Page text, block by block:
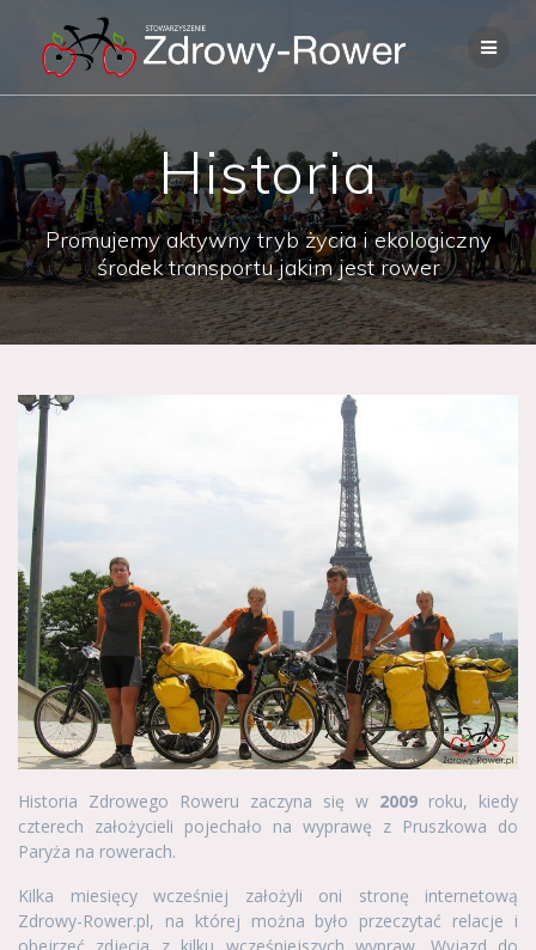
content
Historia
Promujemy aktywny tryb życia i ekologiczny
środek transportu jakim jest rower
Historia Zdrowego Roweru zaczyna się w 2009 roku, kiedy
czterech założycieli pojechało na wyprawę z Pruszkowa do
Paryża na rowerach.
Kilka miesięcy wcześniej założyli oni stronę internetową
Zdrowy-Rower.pl, na której można było przeczytać relacje i
obejrzeć zdjęcia z kilku wcześniejszych wypraw. Wyjazd do